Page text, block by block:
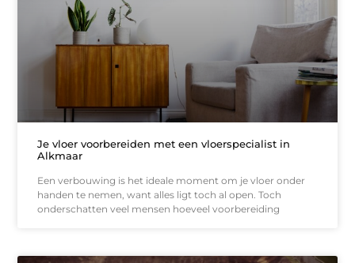
Je vloer voorbereiden met een vloerspecialist in
Alkmaar
Een verbouwing is het ideale moment om je vloer onder
handen te nemen, want alles ligt toch al open. Toch
onderschatten veel mensen hoeveel voorbereiding